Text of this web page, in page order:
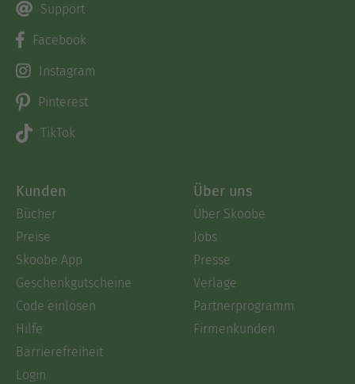
Support
Facebook
Instagram
Pinterest
TikTok
Kunden
Bücher
Preise
Skoobe App
Geschenkgutscheine
Code einlösen
Hilfe
Barrierefreiheit
Login
Über uns
Über Skoobe
Jobs
Presse
Verlage
Partnerprogramm
Firmenkunden